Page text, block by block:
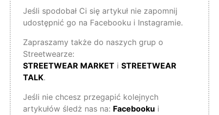
Jeśli spodobał Ci się artykuł nie zapomnij
udostępnić go na Facebooku i Instagramie.
Zapraszamy także do naszych grup o
Streetwearze:
STREETWEAR MARKET i STREETWEAR
TALK.
Jeśli nie chcesz przegapić kolejnych
artykułów śledż nas na: Facebooku i